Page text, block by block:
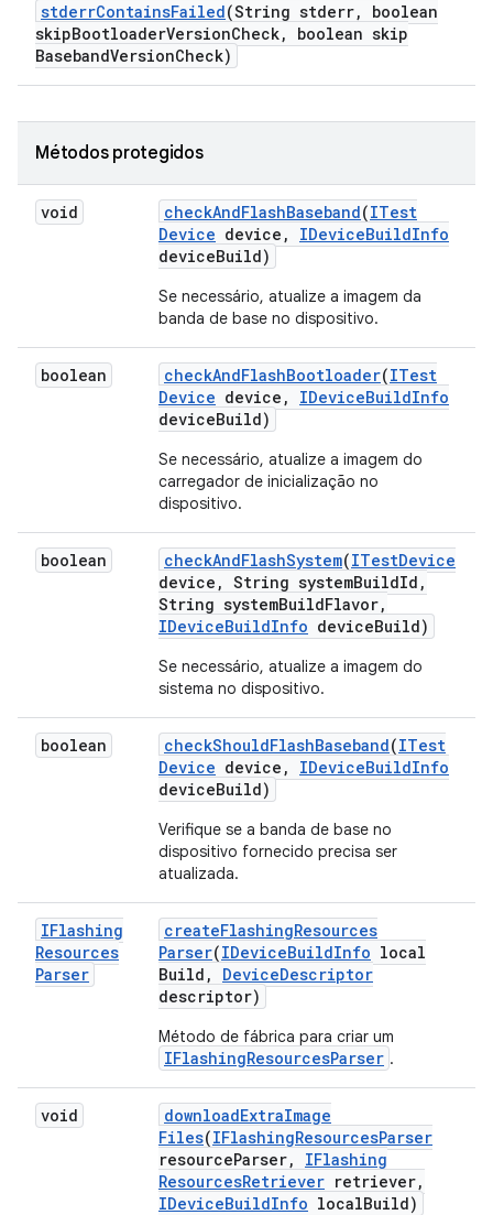
stderrContainsFailed(String stderr,
boolean
skipBootloaderVersionCheck,
boolean skip
BasebandVersionCheck)
Métodos protegidos
void checkAndFlashBaseband(ITest
Device device , IDeviceBuildInfo
deviceBuild)
Se necessário, atualize a imagem da
banda de base no dispositivo.
boolean checkAndFlashBootloader(ITest
Device device , IDeviceBuildInfo
deviceBuild)
Se necessário, atualize a imagem do
carregador de inicialização no
dispositivo.
boolean checkAndFlashSystem(ITestDevice
device , String systemBuildId ,
String systemBuildFlavor,
IDeviceBuildInfo deviceBuild)
Se necessário, atualize a imagem do
sistema no dispositivo.
boolean checkShouldFlashBaseband(ITest
Device device , IDeviceBuildInfo
deviceBuild)
Verifique se a banda de base no
dispositivo fornecido precisa ser
atualizada.
IFlashing
Resources
Parser
createFlashingResources
Parser(IDeviceBuildInfo local
Build , DeviceDescriptor
descriptor)
Método de fábrica para criar um
IFlashingResourcesParser .
void downloadExtraImage
Files(IFlashingResourcesParser
resourceParser,
IFlashing
ResourcesRetriever retriever,
IDeviceBuildInfo localBuild)